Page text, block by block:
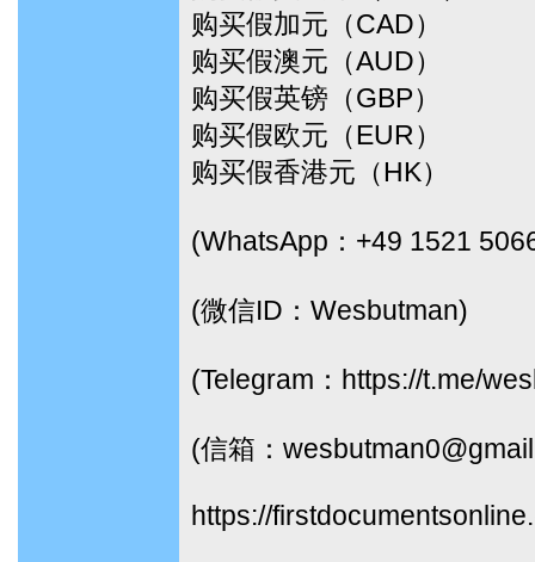
购买假加元（CAD）
购买假澳元（AUD）
购买假英镑（GBP）
购买假欧元（EUR）
购买假香港元（HK）
(WhatsApp：+49 1521
(微信ID：Wesbutman)
(Telegram：https://t.me/
(信箱：
https://